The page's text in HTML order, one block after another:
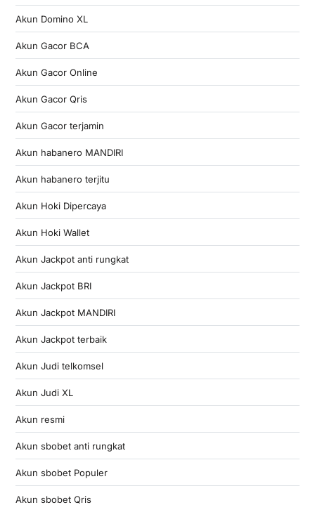
Akun Domino XL
Akun Gacor BCA
Akun Gacor Online
Akun Gacor Qris
Akun Gacor terjamin
Akun habanero MANDIRI
Akun habanero terjitu
Akun Hoki Dipercaya
Akun Hoki Wallet
Akun Jackpot anti rungkat
Akun Jackpot BRI
Akun Jackpot MANDIRI
Akun Jackpot terbaik
Akun Judi telkomsel
Akun Judi XL
Akun resmi
Akun sbobet anti rungkat
Akun sbobet Populer
Akun sbobet Qris